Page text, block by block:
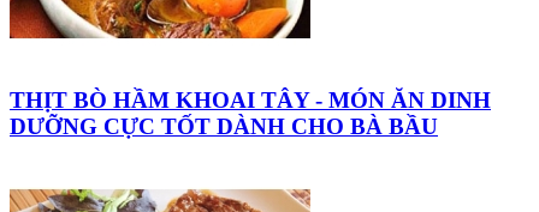
THỊT BÒ HẦM KHOAI TÂY - MÓN ĂN DINH
DƯỠNG CỰC TỐT DÀNH CHO BÀ BẦU